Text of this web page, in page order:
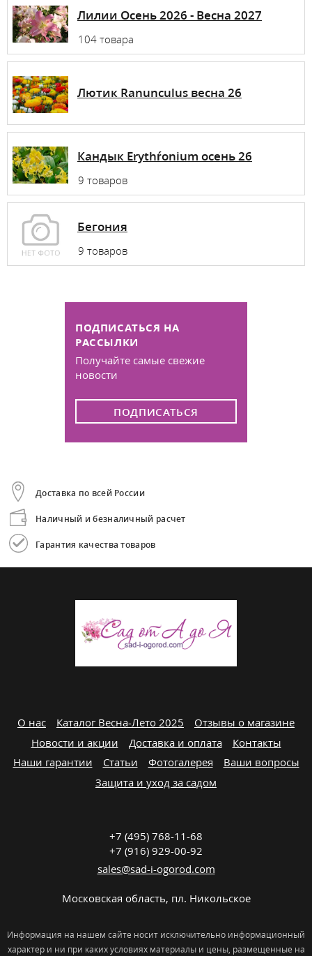
Лилии Осень 2026 - Весна 2027
104 товара
Лютик Ranunculus весна 26
Кандык Erythŕonium осень 26
9 товаров
Бегония
9 товаров
ПОДПИСАТЬСЯ НА
РАССЫЛКИ
Получайте самые свежие
новости
ПОДПИСАТЬСЯ
Доставка по всей России
Наличный и безналичный расчет
Гарантия качества товаров
О нас Каталог Весна-Лето 2025
Отзывы о магазине
Новости и акции
Доставка и оплата
Контакты
Наши гарантии
Статьи Фотогалерея
Ваши вопросы
Защита и уход за садом
+7 (495) 768-11-68
+7 (916) 929-00-92
sales@sad-i-ogorod.com
Московская область, пл. Никольcкое
Информация на нашем сайте носит исключительно информационный
характер и ни при каких условиях материалы и цены, размещенные на